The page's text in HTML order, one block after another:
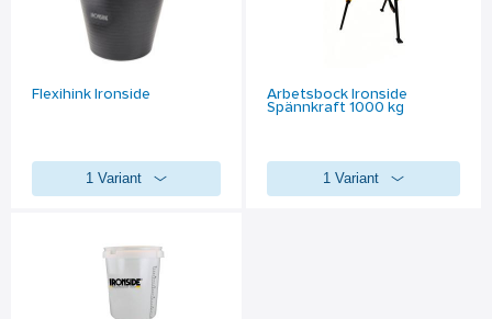
Flexihink Ironside
1 Variant
Arbetsbock Ironside
Spännkraft 1000 kg
1 Variant